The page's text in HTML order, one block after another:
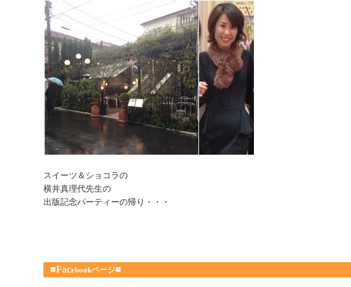
スイーツ＆ショコラの
横井真理代先生の
出版記念パーティーの帰り・・・
■Facebookページ■